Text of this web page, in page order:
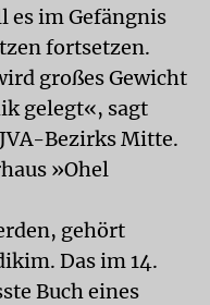
es im Gefängnis
fortsetzen.
großes Gewicht
gelegt«, sagt
Bezirks Mitte.
»Ohel
gehört
Das im 14.
Buch eines